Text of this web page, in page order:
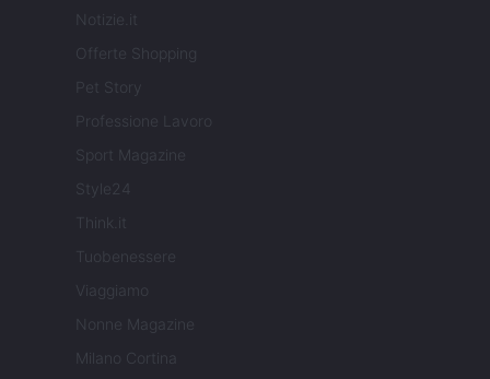
Notizie.it
Offerte Shopping
Pet Story
Professione Lavoro
Sport Magazine
Style24
Think.it
Tuobenessere
Viaggiamo
Nonne Magazine
Milano Cortina